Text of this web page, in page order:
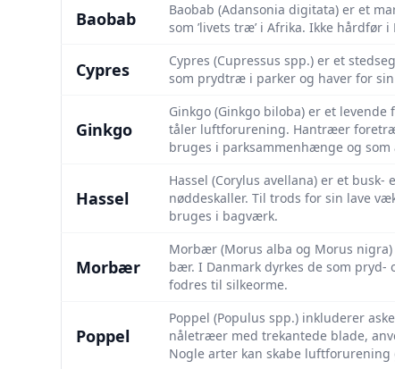
Baobab
Baobab (Adansonia digitata) er et
som ’livets træ’ i Afrika. Ikke
Cypres
Cypres (Cupressus spp.) er et
som prydtræ i parker og haver for
Ginkgo
Ginkgo (Ginkgo biloba) er et
tåler luftforurening. Hantræer
bruges i parksammenhænge og
Hassel
Hassel (Corylus avellana) er et
nøddeskaller. Til trods for sin lave
bruges i bagværk.
Morbær
Morbær (Morus alba og Morus
bær. I Danmark dyrkes de som
fodres til silkeorme.
Poppel
Poppel (Populus spp.) inkluderer
nåletræer med trekantede blade,
Nogle arter kan skabe luftforurening